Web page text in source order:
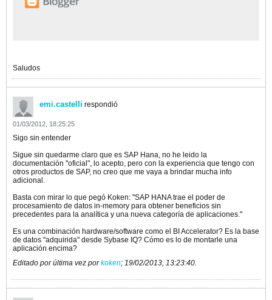
Saludos
emi.castelli respondió
01/03/2012, 18:25:25
Sigo sin entender
Sigue sin quedarme claro que es SAP Hana, no he leido la
documentación "oficial", lo acepto, pero con la experiencia que tengo con
otros productos de SAP, no creo que me vaya a brindar mucha info
adicional.
Basta con mirar lo que pegó Koken: "SAP HANA trae el poder de
procesamiento de datos in-memory para obtener beneficios sin
precedentes para la analítica y una nueva categoría de aplicaciones."
Es una combinación hardware/software como el BI Accelerator? Es la base
de datos "adquirida" desde Sybase IQ? Cómo es lo de montarle una
aplicación encima?
Editado por última vez porkoken; 19/02/2013, 13:23:40.